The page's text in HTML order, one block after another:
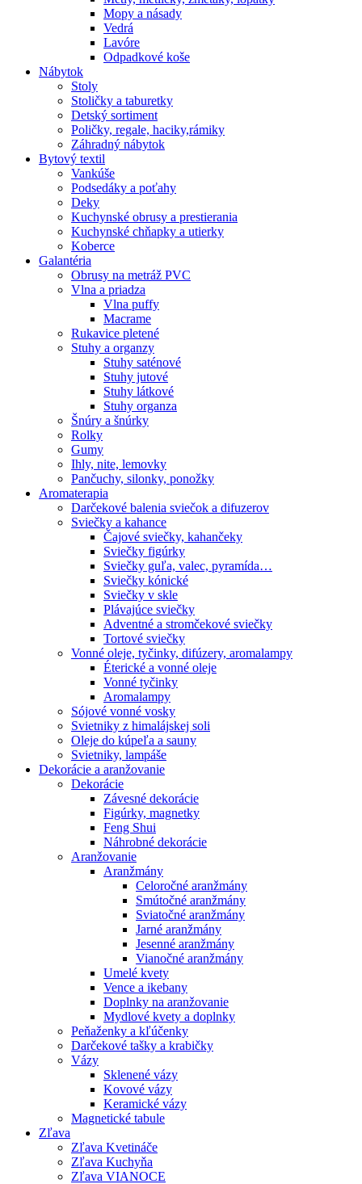
Mopy a násady
Vedrá
Lavóre
Odpadkové koše
Nábytok
Stoly
Stoličky a taburetky
Detský sortiment
Poličky, regale, haciky,rámiky
Záhradný nábytok
Bytový textil
Vankúše
Podsedáky a poťahy
Deky
Kuchynské obrusy a prestierania
Kuchynské chňapky a utierky
Koberce
Galantéria
Obrusy na metráž PVC
Vlna a priadza
Vlna puffy
Macrame
Rukavice pletené
Stuhy a organzy
Stuhy saténové
Stuhy jutové
Stuhy látkové
Stuhy organza
Šnúry a šnúrky
Rolky
Gumy
Ihly, nite, lemovky
Pančuchy, silonky, ponožky
Aromaterapia
Darčekové balenia sviečok a difuzerov
Sviečky a kahance
Čajové sviečky, kahančeky
Sviečky figúrky
Sviečky guľa, valec, pyramída…
Sviečky kónické
Sviečky v skle
Plávajúce sviečky
Adventné a stromčekové sviečky
Tortové sviečky
Vonné oleje, tyčinky, difúzery, aromalampy
Éterické a vonné oleje
Vonné tyčinky
Aromalampy
Sójové vonné vosky
Svietniky z himalájskej soli
Oleje do kúpeľa a sauny
Svietniky, lampáše
Dekorácie a aranžovanie
Dekorácie
Závesné dekorácie
Figúrky, magnetky
Feng Shui
Náhrobné dekorácie
Aranžovanie
Aranžmány
Celoročné aranžmány
Smútočné aranžmány
Sviatočné aranžmány
Jarné aranžmány
Jesenné aranžmány
Vianočné aranžmány
Umelé kvety
Vence a ikebany
Doplnky na aranžovanie
Mydlové kvety a doplnky
Peňaženky a kľúčenky
Darčekové tašky a krabičky
Vázy
Sklenené vázy
Kovové vázy
Keramické vázy
Magnetické tabule
Zľava
Zľava Kvetináče
Zľava Kuchyňa
Zľava VIANOCE